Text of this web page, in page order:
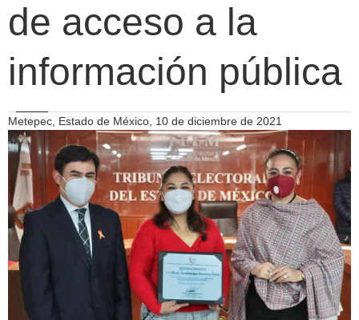
de acceso a la
información pública
Metepec, Estado de México, 10 de diciembre de 2021